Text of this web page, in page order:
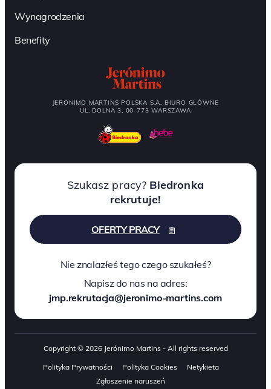
Wynagrodzenia
Benefity
JERONIMO MARTINS POLSKA S.A. BIURO GŁÓWNE
UL. DOLNA 3, 00-773 WARSZAWA
Szukasz pracy? Biedronka
rekrutuje!
OFERTY PRACY
Nie znalazłeś tego czego szukałeś?
Napisz do nas na adres:
jmp.rekrutacja@jeronimo-martins.com
Copyright © 2026 Jerónimo Martins - All rights reserved
Polityka Prywatności Polityka Cookies
Netykieta
Zgłoszenie naruszeń